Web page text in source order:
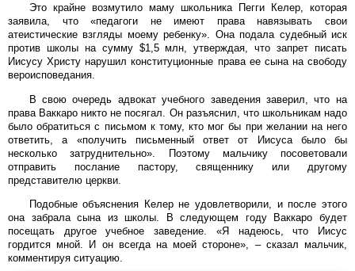
Это крайне возмутило маму школьника Пегги Келер, которая
заявила, что «педагоги не имеют права навязывать свои
атеистические взгляды моему ребенку». Она подала судебный иск
против школы на сумму $1,5 млн, утверждая, что запрет писать
Иисусу Христу нарушил конституционные права ее сына на свободу
вероисповедания.
В свою очередь адвокат учебного заведения заверил, что на
права Ваккаро никто не посягал. Он разъяснил, что школьникам надо
было обратиться с письмом к тому, кто мог бы при желании на него
ответить, а «получить письменный ответ от Иисуса было бы
несколько затруднительно». Поэтому мальчику посоветовали
отправить послание пастору, священнику или другому
представителю церкви.
Подобные объяснения Келер не удовлетворили, и после этого
она забрала сына из школы. В следующем году Ваккаро будет
посещать другое учебное заведение. «Я надеюсь, что Иисус
гордится мной. И он всегда на моей стороне», – сказал мальчик,
комментируя ситуацию.